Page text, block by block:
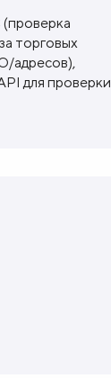
торговых
адресов),
для проверки